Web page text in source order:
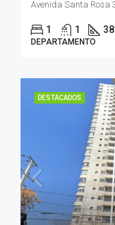
Avenida Santa Rosa
1 1
DEPARTAMENTO
DESTACADOS